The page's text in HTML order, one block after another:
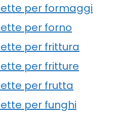
per formaggi
per forno
per frittura
per fritture
per frutta
per funghi